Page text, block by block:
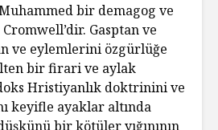
bir demagog ve
Gasptan ve
ve eylemlerini özgürlüğe
bir firari ve aylak
Hristiyanlık doktrinini ve
keyifle ayaklar altında
bir kötüler yığınının